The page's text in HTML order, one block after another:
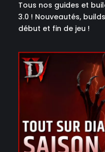
Tous nos guides et
3.0 ! Nouveautés,
début et fin de jeu !